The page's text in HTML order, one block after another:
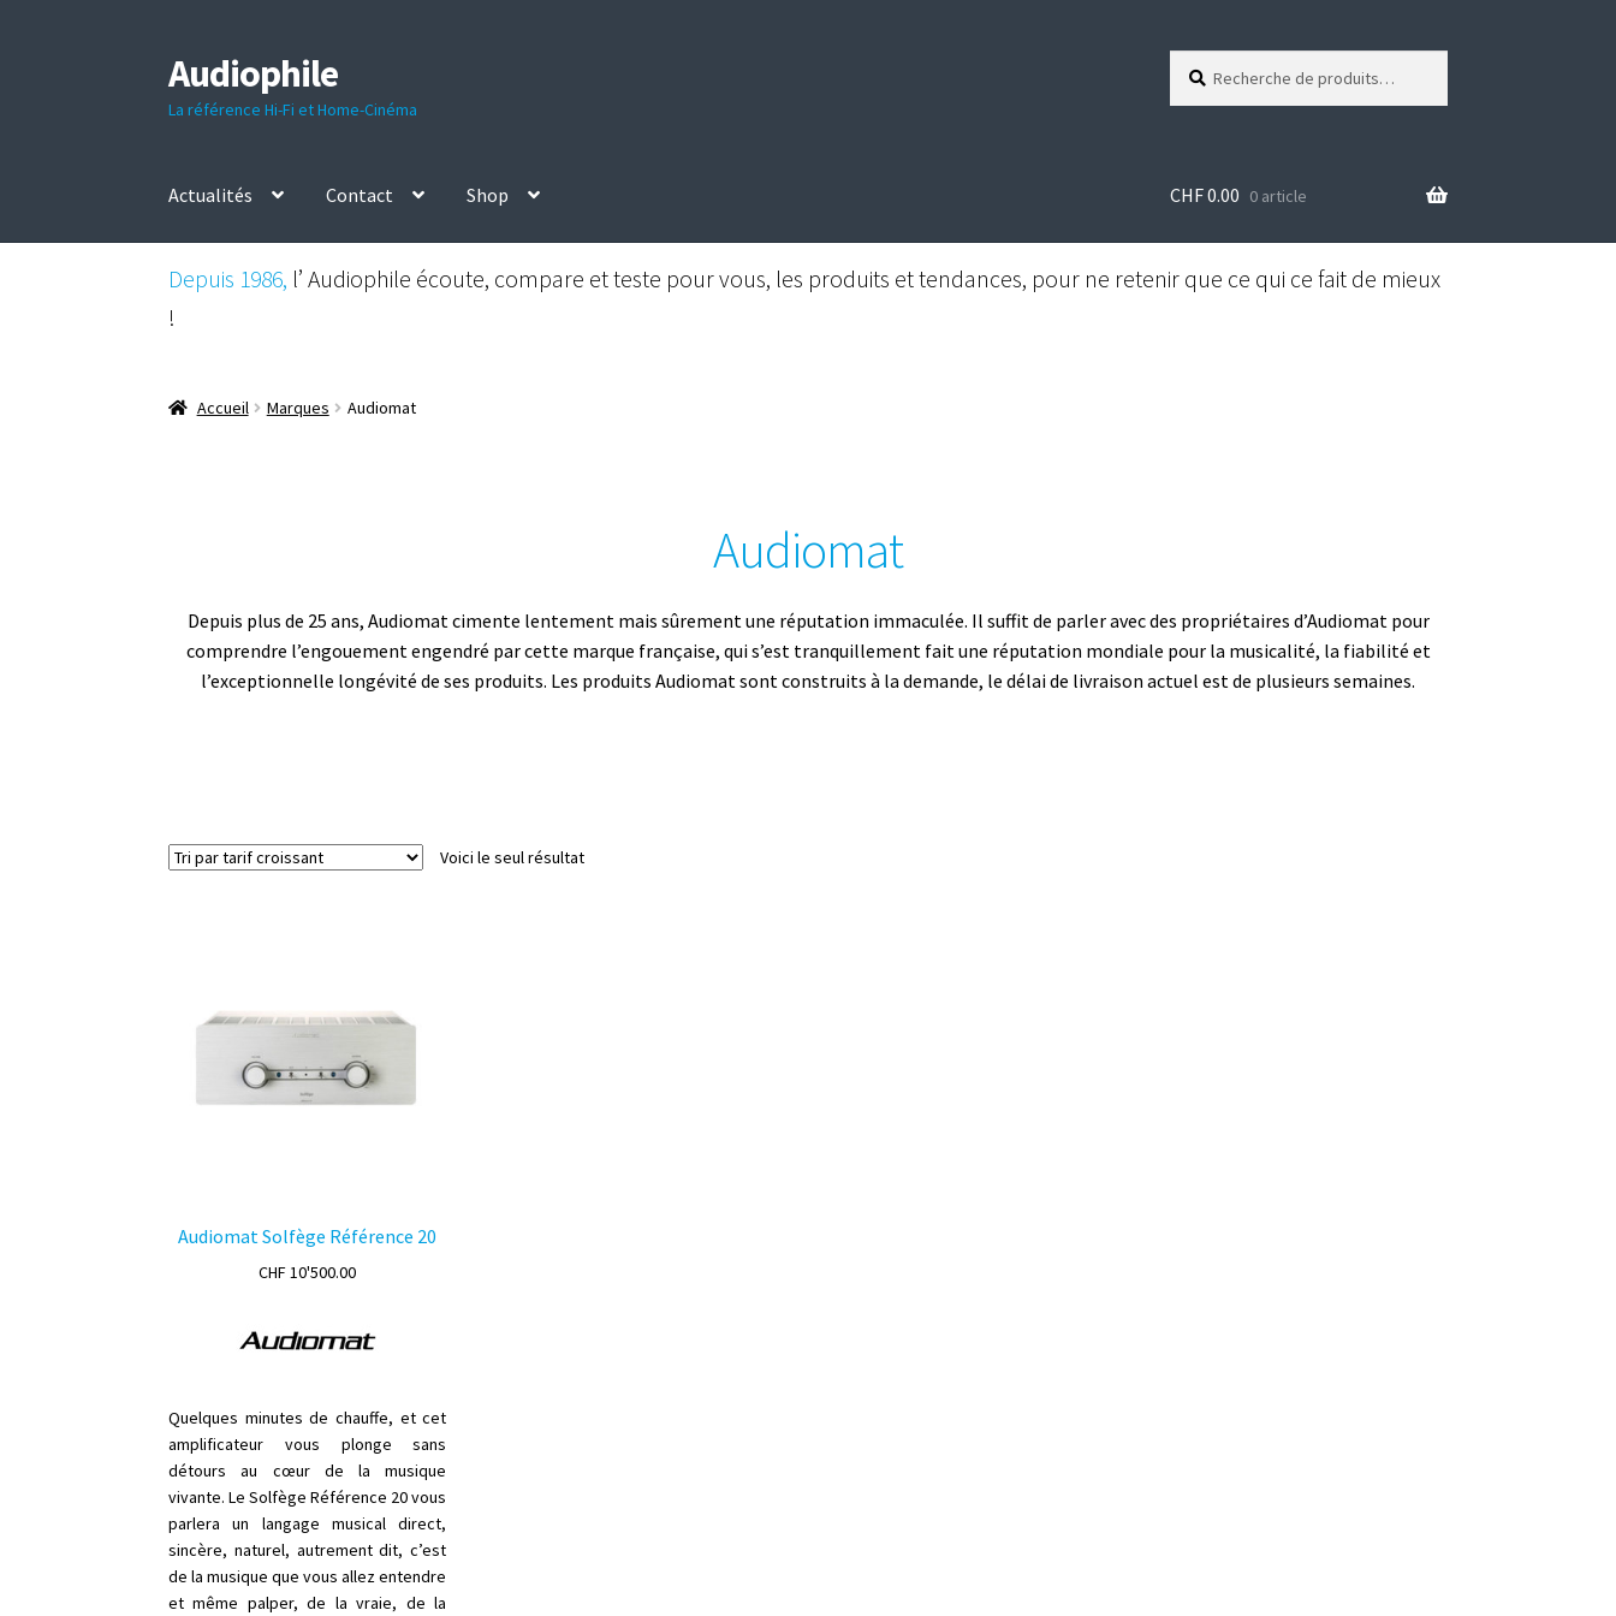
Aller
à
la
Aller
au
contenu
Audiophile
La référence Hi-Fi et Home-Cinéma
pour :
r
h
e
Actualités Contact Shop CHF0.00 0 article
Depuis 1986, l’ Audiophile écoute, compare et teste pour vous, les produits et tendances, pour ne retenir que ce qui ce fait de mieux
!
Accueil Marques Audiomat
Audiomat
Depuis plus de 25 ans, Audiomat cimente lentement mais sûrement une réputation immaculée. Il suffit de parler avec des propriétaires d’Audiomat pour
comprendre l’engouement engendré par cette marque française, qui s’est tranquillement fait une réputation mondiale pour la musicalité, la fiabilité et
l’exceptionnelle longévité de ses produits. Les produits Audiomat sont construits à la demande, le délai de livraison actuel est de plusieurs semaines.
Voici le seul résultat
Audiomat Solfège Référence 20
CHF10'500.00
Quelques minutes de chauffe, et cet
amplificateur vous plonge sans
détours au cœur de la musique
vivante. Le Solfège Référence 20 vous
parlera un langage musical direct,
sincère, naturel, autrement dit, c’est
de la musique que vous allez entendre
et même palper, de la vraie, de la